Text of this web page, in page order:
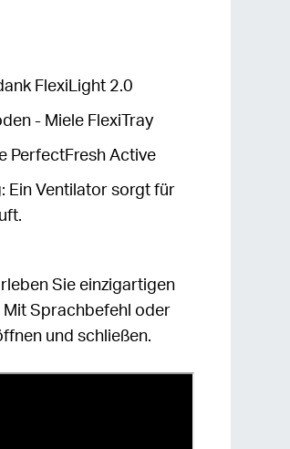
FlexiLight 2.0
- Miele FlexiTray
PerfectFresh Active
Ein Ventilator sorgt für
Sie einzigartigen
Mit Sprachbefehl oder
und schließen.